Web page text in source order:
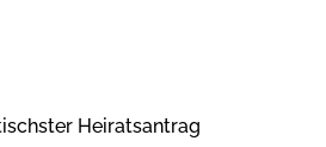
Heiratsantrag